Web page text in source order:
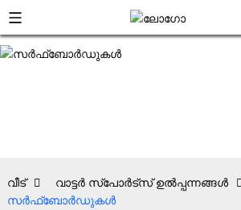
വീട്
വാട്ടർ സ്പോർട്സ് ഉൽപ്പന്നങ്ങൾ
സർഫ്‌ബോർഡുകൾ